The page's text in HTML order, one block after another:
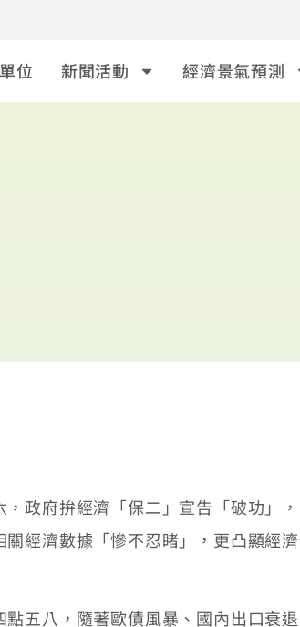
位 新聞活動 經濟景氣預測
府拚經濟「保二」宣告「破功」
經濟數據「慘不忍睹」，更凸顯經濟
五八，隨著歐債風暴、國內出口衰